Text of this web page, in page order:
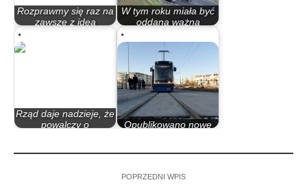
Rozprawmy się raz na
zawsze z ideą
W tym roku miała być
oddana ważna
Rząd daje nadzieje, że
powalczy o
Opublikowano nowe
POPRZEDNI WPIS